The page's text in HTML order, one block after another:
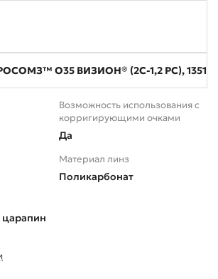
О35 ВИЗИОН® (2С-1,2 PС), 13511
Возможность использования с
корригирующими очками
Да
Материал линз
Поликарбонат